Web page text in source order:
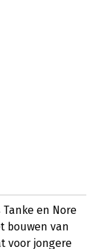
en Nore
bouwen van
voor jongere